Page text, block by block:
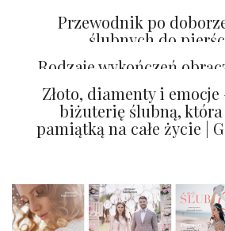
Przewodnik po
ślubnych do
zaręczynowego OMARA
Rodzaje wykończeń
– co warto
Złoto, diamenty i
biżuterię ślubną,
pamiątką na całe życie |